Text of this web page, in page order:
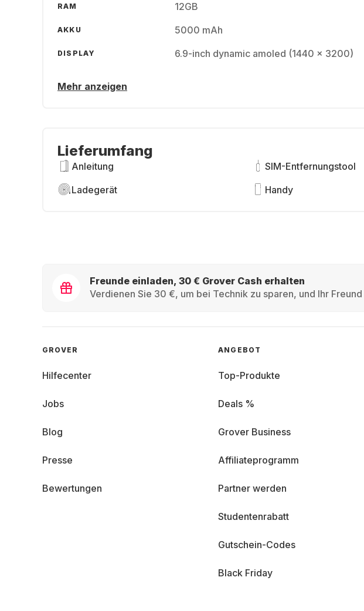
RAM 12GB
AKKU 5000 mAh
DISPLAY 6.9-inch dynamic amoled (1440 x 3200)
Mehr anzeigen
Lieferumfang
Anleitung
SIM-Entfernungstool
Ladegerät
Handy
Freunde einladen, 30 € Grover Cash erhalten
Verdienen Sie 30 €, um bei Technik zu sparen, und Ihr
GROVER
Hilfecenter
Jobs
Blog
Presse
Bewertungen
ANGEBOT
Top-Produkte
Deals %
Grover Business
Affiliateprogramm
Partner werden
Studentenrabatt
Gutschein-Codes
Black Friday